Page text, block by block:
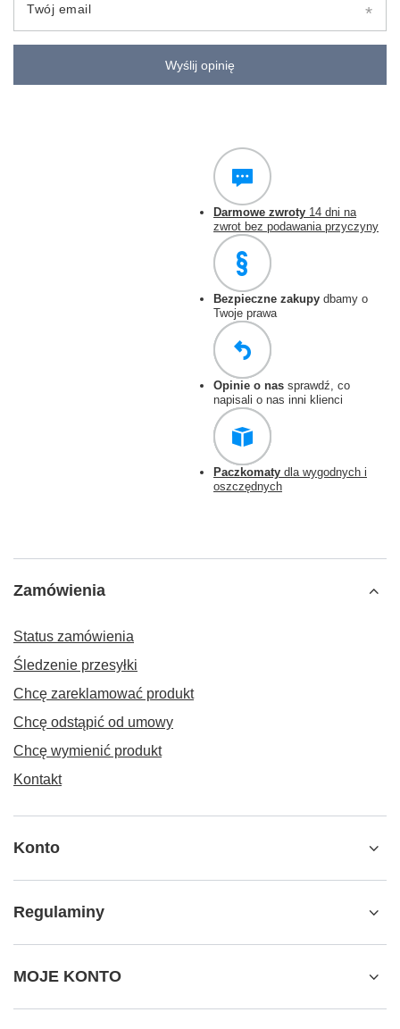
Twój email
Wyślij opinię
Darmowe zwroty 14 dni na
zwrot bez podawania przyczyny
Bezpieczne zakupy dbamy o
Twoje prawa
Opinie o nas sprawdź, co
napisali o nas inni klienci
Paczkomaty dla wygodnych i
oszczędnych
Zamówienia
Status zamówienia
Śledzenie przesyłki
Chcę zareklamować produkt
Chcę odstąpić od umowy
Chcę wymienić produkt
Kontakt
Konto
Regulaminy
MOJE KONTO